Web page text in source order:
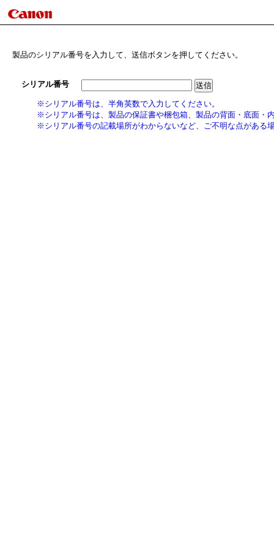
製品のシリアル番号を入力して、送信ボタンを押してください。
シリアル番号
※シリアル番号は、半角英数で入力してください。
※シリアル番号は、製品の保証書や梱包箱、製品の背面・底面・
※シリアル番号の記載場所がわからないなど、ご不明な点がある